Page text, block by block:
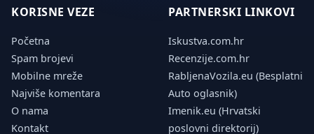
KORISNE VEZE
Početna
Spam brojevi
Mobilne mreže
Najviše komentara
O nama
Kontakt
PARTNERSKI LINKOVI
Iskustva.com.hr
Recenzije.com.hr
RabljenaVozila.eu (Besplatni
Auto oglasnik)
Imenik.eu (Hrvatski
poslovni direktorij)